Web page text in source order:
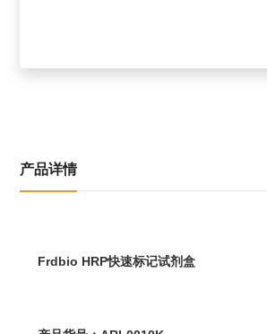
产品详情
Frdbio HRP快速标记试剂盒